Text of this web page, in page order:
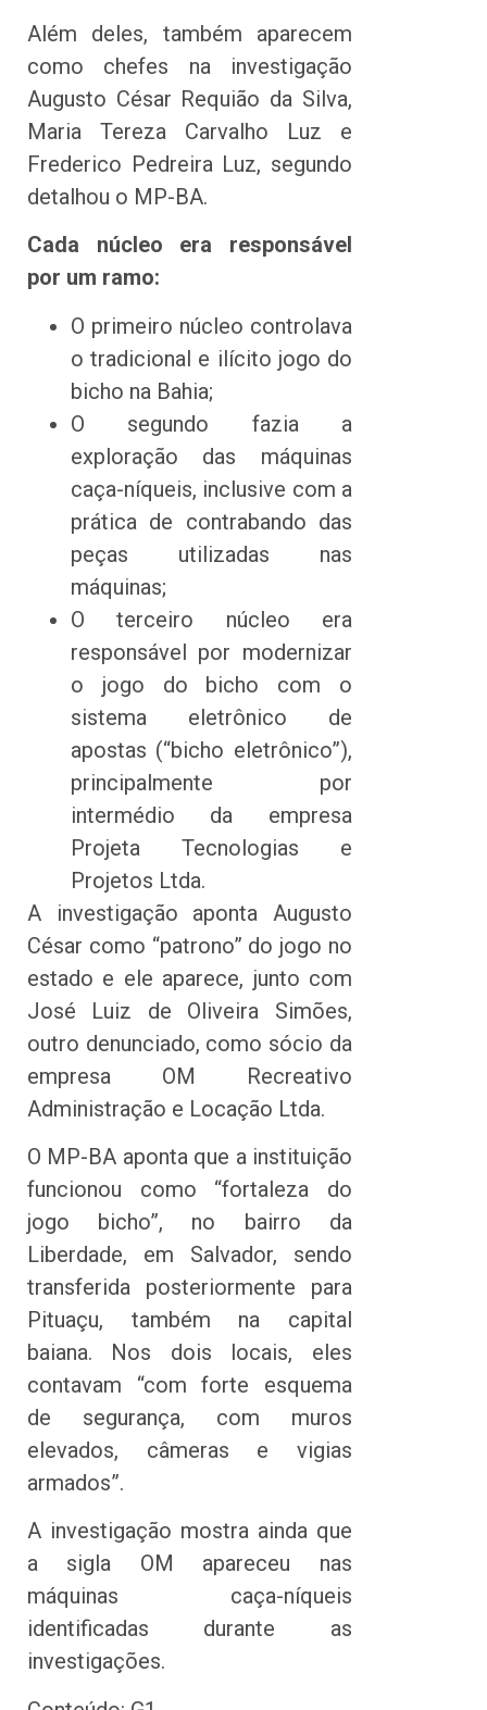
Além deles, também aparecem
como chefes na investigação
Augusto César Requião da Silva,
Maria Tereza Carvalho Luz e
Frederico Pedreira Luz, segundo
detalhou o MP-BA.
Cada núcleo era responsável
por um ramo:
O primeiro núcleo controlava
o tradicional e ilícito jogo do
bicho na Bahia;
O segundo fazia a
exploração das máquinas
caça-níqueis, inclusive com a
prática de contrabando das
peças utilizadas nas
máquinas;
O terceiro núcleo era
responsável por modernizar
o jogo do bicho com o
sistema eletrônico de
apostas (“bicho eletrônico”),
principalmente por
intermédio da empresa
Projeta Tecnologias e
Projetos Ltda.
A investigação aponta Augusto
César como “patrono” do jogo no
estado e ele aparece, junto com
José Luiz de Oliveira Simões,
outro denunciado, como sócio da
empresa OM Recreativo
Administração e Locação Ltda.
O MP-BA aponta que a instituição
funcionou como “fortaleza do
jogo bicho”, no bairro da
Liberdade, em Salvador, sendo
transferida posteriormente para
Pituaçu, também na capital
baiana. Nos dois locais, eles
contavam “com forte esquema
de segurança, com muros
elevados, câmeras e vigias
armados”.
A investigação mostra ainda que
a sigla OM apareceu nas
máquinas caça-níqueis
identificadas durante as
investigações.